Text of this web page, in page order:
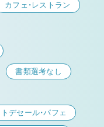
カフェ・レストラン
書類選考なし
デセール・パフェ